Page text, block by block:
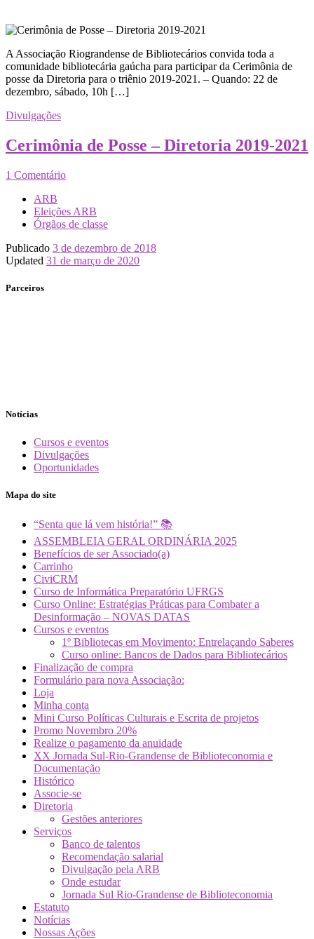
A Associação Riograndense de Bibliotecários convida toda a
comunidade bibliotecária gaúcha para participar da Cerimônia de
posse da Diretoria para o triênio 2019-2021. – Quando: 22 de
dezembro, sábado, 10h […]
Divulgações
Cerimônia de Posse – Diretoria 2019-2021
1 Comentário
ARB
Eleições ARB
Órgãos de classe
Publicado 3 de dezembro de 2018
Updated 31 de março de 2020
Parceiros
Notícias
Cursos e eventos
Divulgações
Oportunidades
Mapa do site
“Senta que lá vem história!” 📚
ASSEMBLEIA GERAL ORDINÁRIA 2025
Benefícios de ser Associado(a)
Carrinho
CiviCRM
Curso de Informática Preparatório UFRGS
Curso Online: Estratégias Práticas para Combater a
Desinformação – NOVAS DATAS
Cursos e eventos
1º Bibliotecas em Movimento: Entrelaçando Saberes
Curso online: Bancos de Dados para Bibliotecários
Finalização de compra
Formulário para nova Associação:
Loja
Minha conta
Mini Curso Políticas Culturais e Escrita de projetos
Promo Novembro 20%
Realize o pagamento da anuidade
XX Jornada Sul-Rio-Grandense de Biblioteconomia e
Documentação
Histórico
Associe-se
Diretoria
Gestões anteriores
Serviços
Banco de talentos
Recomendação salarial
Divulgação pela ARB
Onde estudar
Jornada Sul Rio-Grandense de Biblioteconomia
Estatuto
Notícias
Nossas Ações